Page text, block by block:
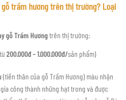
trầm hương trên thị trường? Loại
gỗ Trầm Hươngtrên thị trường:
200.000đ – 1.000.000đ/sản phẩm)
(tiền thân của gỗ Trầm Hương) màu nhận
công thành những hạt trong và được